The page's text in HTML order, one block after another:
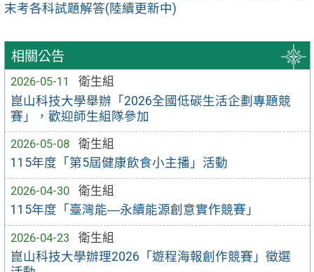
相關公告
2026-05-11
衛生組
崑山科技大學舉辦「2026全國低碳生活企劃專題競
賽」，歡迎師生組隊參加
2026-05-08
衛生組
115年度「第5屆健康飲食小主播」活動
2026-04-30
衛生組
115年度「臺灣能―永續能源創意實作競賽」
2026-04-23
衛生組
崑山科技大學辦理2026「遊程海報創作競賽」徵選
末考各科試題解答(陸續更新中)